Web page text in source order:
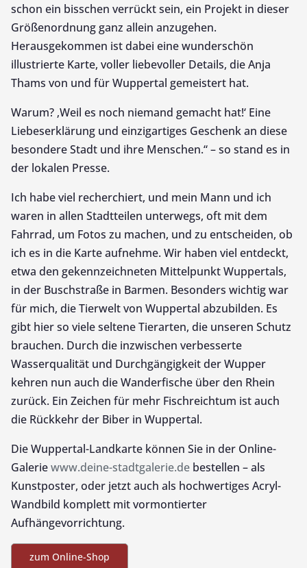
schon ein bisschen verrückt sein, ein Projekt in dieser
Größenordnung ganz allein anzugehen.
Herausgekommen ist dabei eine wunderschön
illustrierte Karte, voller liebevoller Details, die Anja
Thams von und für Wuppertal gemeistert hat.
Warum? ‚Weil es noch niemand gemacht hat!‘ Eine
Liebeserklärung und einzigartiges Geschenk an diese
besondere Stadt und ihre Menschen.“ – so stand es in
der lokalen Presse.
Ich habe viel recherchiert, und mein Mann und ich
waren in allen Stadtteilen unterwegs, oft mit dem
Fahrrad, um Fotos zu machen, und zu entscheiden, ob
ich es in die Karte aufnehme. Wir haben viel entdeckt,
etwa den gekennzeichneten Mittelpunkt Wuppertals,
in der Buschstraße in Barmen. Besonders wichtig war
für mich, die Tierwelt von Wuppertal abzubilden. Es
gibt hier so viele seltene Tierarten, die unseren Schutz
brauchen. Durch die inzwischen verbesserte
Wasserqualität und Durchgängigkeit der Wupper
kehren nun auch die Wanderfische über den Rhein
zurück. Ein Zeichen für mehr Fischreichtum ist auch
die Rückkehr der Biber in Wuppertal.
Die Wuppertal-Landkarte können Sie in der Online-
Galeriewww.deine-stadtgalerie.de bestellen – als
Kunstposter, oder jetzt auch als hochwertiges Acryl-
Wandbild komplett mit vormontierter
Aufhängevorrichtung.
zum Online-Shop